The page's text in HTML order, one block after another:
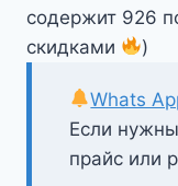
содержит 926
скидками
)
Если
прайс или
Whats